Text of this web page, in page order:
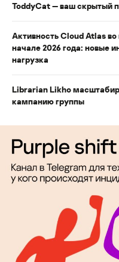
ToddyCat — ваш скрытый
Активность Cloud Atlas во
начале 2026 года: новые
нагрузка
Librarian Likho
кампанию группы